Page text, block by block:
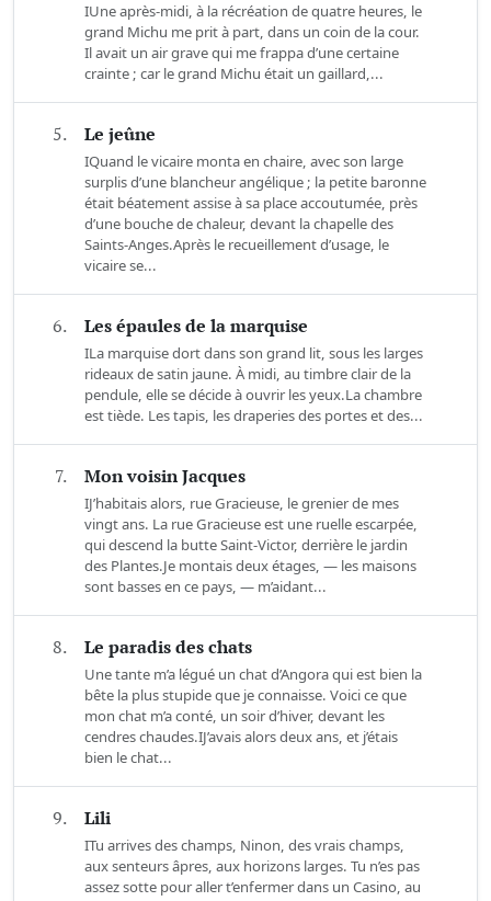
IUne après-midi, à la récréation de quatre heures, le
grand Michu me prit à part, dans un coin de la cour.
Il avait un air grave qui me frappa d’une certaine
crainte ; car le grand Michu était un gaillard,...
5. Le jeûne
IQuand le vicaire monta en chaire, avec son large
surplis d’une blancheur angélique ; la petite baronne
était béatement assise à sa place accoutumée, près
d’une bouche de chaleur, devant la chapelle des
Saints-Anges.Après le recueillement d’usage, le
vicaire se...
6. Les épaules de la marquise
ILa marquise dort dans son grand lit, sous les larges
rideaux de satin jaune. À midi, au timbre clair de la
pendule, elle se décide à ouvrir les yeux.La chambre
est tiède. Les tapis, les draperies des portes et des...
7. Mon voisin Jacques
IJ’habitais alors, rue Gracieuse, le grenier de mes
vingt ans. La rue Gracieuse est une ruelle escarpée,
qui descend la butte Saint-Victor, derrière le jardin
des Plantes.Je montais deux étages, — les maisons
sont basses en ce pays, — m’aidant...
8. Le paradis des chats
Une tante m’a légué un chat d’Angora qui est bien la
bête la plus stupide que je connaisse. Voici ce que
mon chat m’a conté, un soir d’hiver, devant les
cendres chaudes.IJ’avais alors deux ans, et j’étais
bien le chat...
9. Lili
ITu arrives des champs, Ninon, des vrais champs,
aux senteurs âpres, aux horizons larges. Tu n’es pas
assez sotte pour aller t’enfermer dans un Casino, au